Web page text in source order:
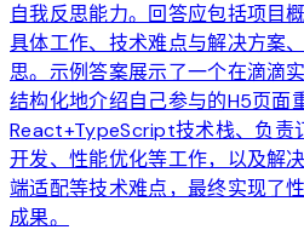
自我反思能力。回答应包括项目
具体工作、技术难点与解决方案
思。示例答案展示了一个在滴滴
结构化地介绍自己参与的H5页面
React+TypeScript技术栈、负责
开发、性能优化等工作，以及解
端适配等技术难点，最终实现了
成果。